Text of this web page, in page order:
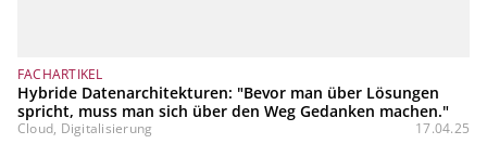
FACHARTIKEL
Hybride Datenarchitekturen: "Bevor man über Lösungen
spricht, muss man sich über den Weg Gedanken machen."
Cloud, Digitalisierung 17.04.25